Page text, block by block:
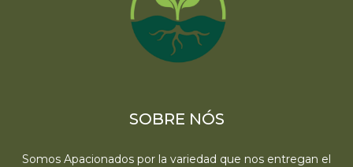
SOBRE NÓS
Somos Apacionados por la variedad que nos entregan el